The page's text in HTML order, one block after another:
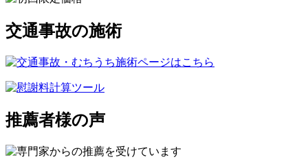
交通事故の施術
推薦者様の声